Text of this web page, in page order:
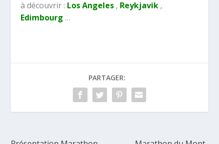
à découvrir : Los Angeles , Reykjavik ,
Edimbourg …
PARTAGER: